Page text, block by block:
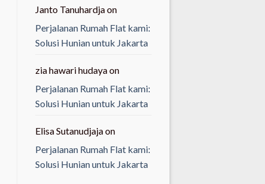
Janto Tanuhardjaon
Perjalanan Rumah Flat kami:
Solusi Hunian untuk Jakarta
zia hawari hudayaon
Perjalanan Rumah Flat kami:
Solusi Hunian untuk Jakarta
Elisa Sutanudjajaon
Perjalanan Rumah Flat kami:
Solusi Hunian untuk Jakarta